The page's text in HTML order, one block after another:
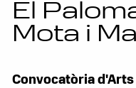
El
Mota i
Convocatòria d'Arts